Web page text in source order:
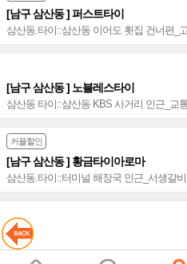
[남구 삼산동 ] 퍼스트타이
삼산동.타이::삼산동 이어도 횟집 건너편_
리
[남구 삼산동 ] 노블레스타이
삼산동 타이::삼산동 KBS 사거리 인근_교
커플할인
[남구 삼산동 ] 황금타이아로마
삼산동.타이::터미널 해장국 인근_서생갈비